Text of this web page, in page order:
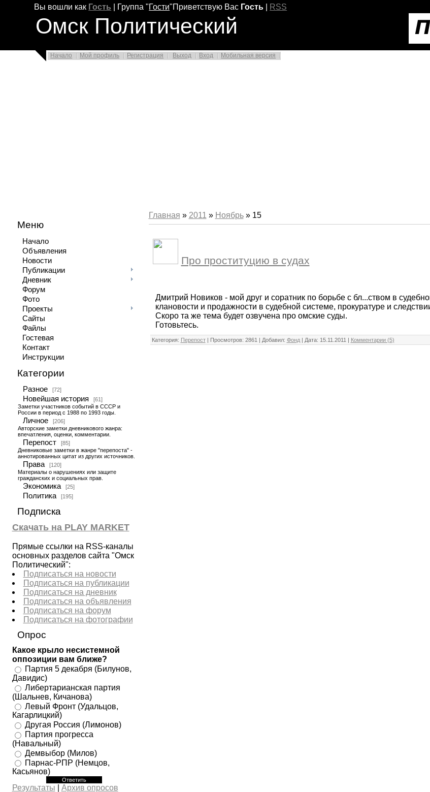
Вы вошли как Гость Группа "Гости"Приветствую Вас Гость RSS
Омск Политический
Начало Мой профиль Регистрация Выход Вход Мобильная версия
Меню
Начало
Объявления
Новости
Публикации
Дневник
Форум
Фото
Проекты
Сайты
Файлы
Гостевая
Контакт
Инструкции
Категории
Разное [72]
Новейшая история
[61]
Заметки участников событий в СССР и
России в период с 1988 по 1993 годы.
Личное
[206]
Авторские заметки дневникового жанра:
впечатления, оценки, комментарии.
Перепост
[85]
Дневниковые заметки в жанре "перепоста" -
аннотированных цитат из других источников.
Права
[120]
Материалы о нарушениях или защите
гражданских и социальных прав.
Экономика [25]
Политика [195]
Подписка
Скачать на PLAY MARKET
Прямые ссылки на RSS-каналы
основных разделов сайта "Омск
Политический":
Подписаться на новости
Подписаться на публикации
Подписаться на дневник
Подписаться на объявления
Подписаться на форум
Подписаться на фотографии
Опрос
Какое крыло несистемной
оппозиции вам ближе?
Партия 5 декабря (Билунов,
Давидис)
Либертарианская партия
(Шальнев, Кичанова)
Левый Фронт (Удальцов,
Кагарлицкий)
Другая Россия (Лимонов)
Партия прогресса
(Навальный)
Демвыбор (Милов)
Парнас-РПР (Немцов,
Касьянов)
Результаты
Архив опросов
Главная » 2011 » Ноябрь » 15
Про проституцию в судах
Дмитрий Новиков - мой друг и соратник по борьбе с бл...ством в
клановости и продажности в судебной системе, прокуратуре и
Скоро та же тема будет озвучена про омские суды.
Готовьтесь.
Категория: Перепост| Просмотров: 2861 | Добавил: Фонд| Дата: 15.11.2011 | Комментарии (5)